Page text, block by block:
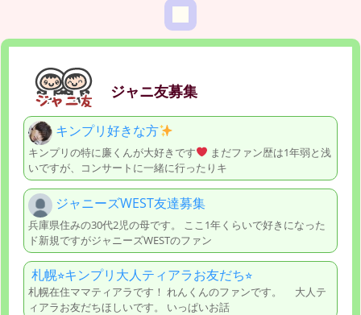
ジャニ友募集
キンプリ好きな方
キンプリの特に廉くんが大好きです
まだファン歴は1年弱と浅
いですが、コンサートに一緒に行ったりキ
ジャニーズWEST友達募集
兵庫県住みの30代2児の母です。 ここ1年くらいで好きになった
ド新規ですがジャニーズWESTのファン
札幌⭐︎キンプリ大人ティアラお友だち⭐︎
札幌在住ママティアラです！ れんくんのファンです。 大人テ
ィアラお友だちほしいです。 いっぱいお話